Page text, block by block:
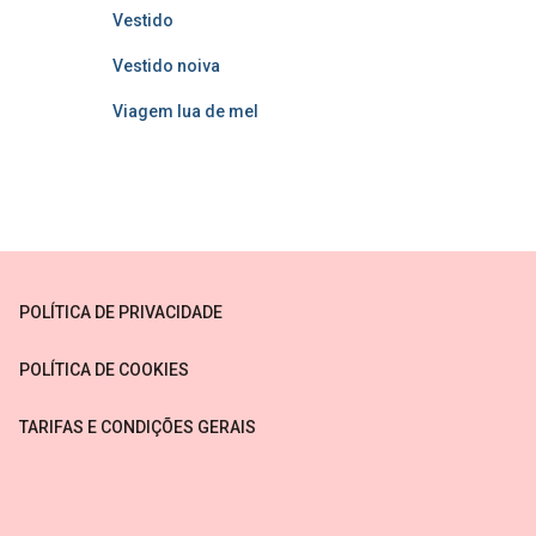
Vestido
Vestido noiva
Viagem lua de mel
POLÍTICA DE PRIVACIDADE
POLÍTICA DE COOKIES
TARIFAS E CONDIÇÕES GERAIS